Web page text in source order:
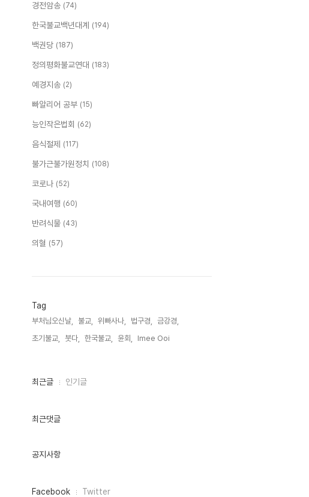
경전암송 (74)
한국불교백년대계 (194)
백권당 (187)
정의평화불교연대 (183)
예경지송 (2)
빠알리어 공부 (15)
능인작은법회 (62)
음식절제 (117)
불가근불가원정치 (108)
코로나 (52)
국내여행 (60)
반려식물 (43)
의혈 (57)
Tag
부처님오신날, 불교, 위빠사나, 법구경,
금강경,
초기불교,
붓다, 한국불교, 윤회, Imee Ooi,
최
인
최근글 인기글
최근댓글
공지사항
페
Facebook Twitter